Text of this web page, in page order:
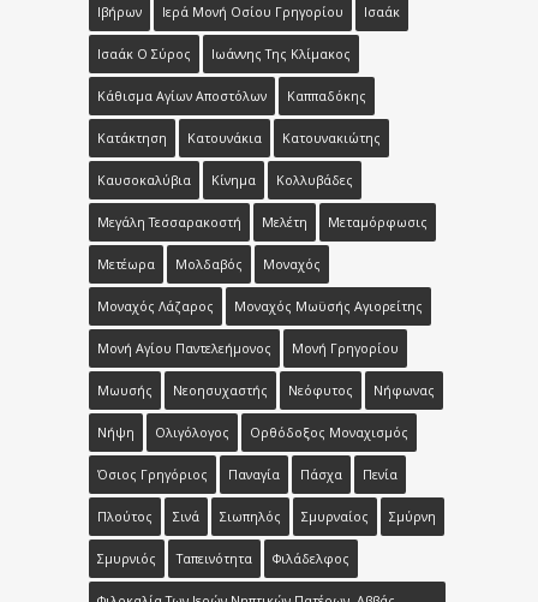
Ιβήρων Ιερά Μονή Οσίου Γρηγορίου Ισαάκ
Ισαάκ Ο Σύρος Ιωάννης Της Κλίμακος
Κάθισμα Αγίων Αποστόλων Καππαδόκης
Κατάκτηση Κατουνάκια Κατουνακιώτης
Καυσοκαλύβια Κίνημα Κολλυβάδες
Μεγάλη Τεσσαρακοστή Μελέτη Μεταμόρφωσις
Μετέωρα Μολδαβός Μοναχός
Μοναχός Λάζαρος Μοναχός Μωϋσής Αγιορείτης
Μονή Αγίου Παντελεήμονος Μονή Γρηγορίου
Μωυσής Νεοησυχαστής Νεόφυτος Νήφωνας
Νήψη Ολιγόλογος Ορθόδοξος Μοναχισμός
Όσιος Γρηγόριος Παναγία Πάσχα Πενία
Πλούτος Σινά Σιωπηλός Σμυρναίος Σμύρνη
Σμυρνιός Ταπεινότητα Φιλάδελφος